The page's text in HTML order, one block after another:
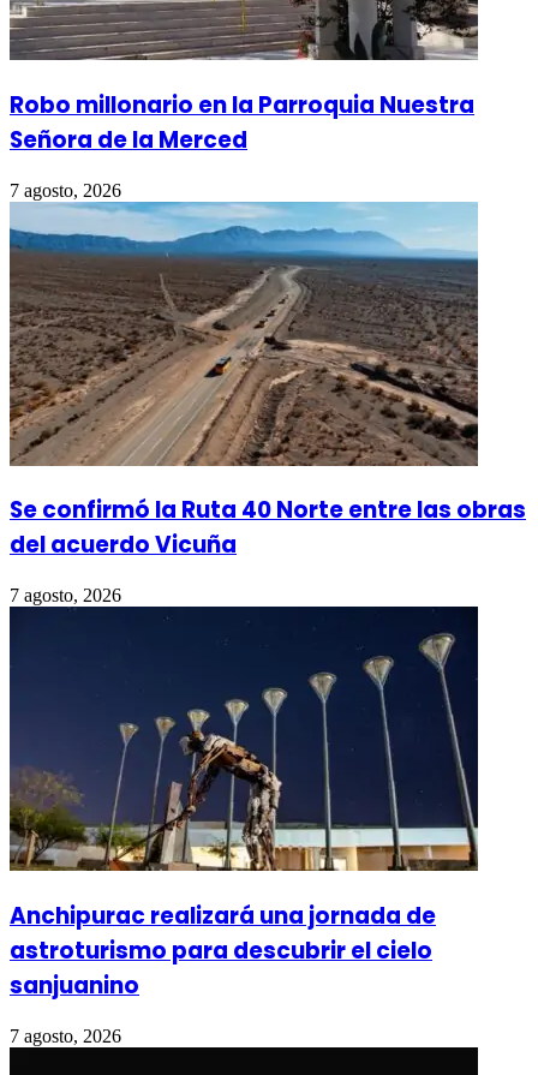
Robo millonario en la Parroquia Nuestra
Señora de la Merced
7 agosto, 2026
Se confirmó la Ruta 40 Norte entre las obras
del acuerdo Vicuña
7 agosto, 2026
Anchipurac realizará una jornada de
astroturismo para descubrir el cielo
sanjuanino
7 agosto, 2026